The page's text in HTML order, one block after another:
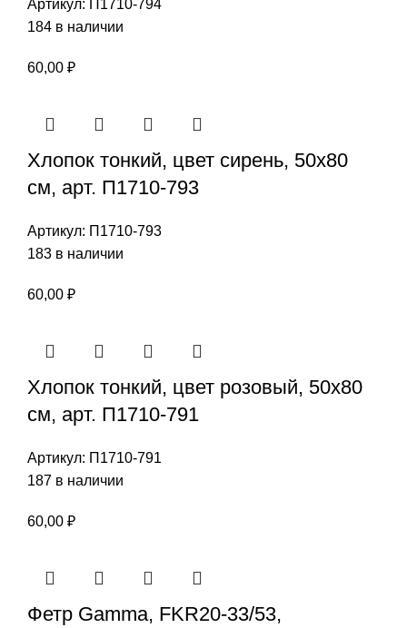
Артикул:
П1710-794
184 в наличии
60,00 ₽
Хлопок тонкий, цвет сирень, 50х80
см, арт. П1710-793
Артикул: П1710-793
183 в наличии
60,00 ₽
Хлопок тонкий, цвет розовый, 50х80
см, арт. П1710-791
Артикул: П1710-791
187 в наличии
60,00 ₽
Фетр Gamma, FKR20-33/53,